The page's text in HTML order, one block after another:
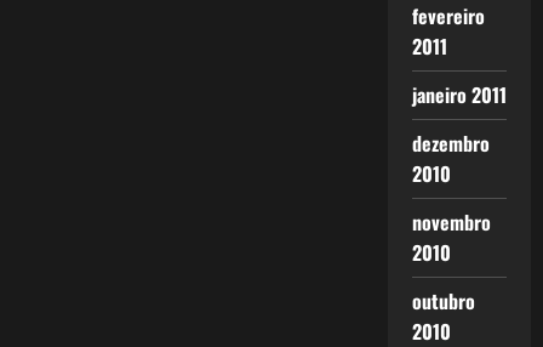
fevereiro
2011
janeiro 2011
dezembro
2010
novembro
2010
outubro
2010